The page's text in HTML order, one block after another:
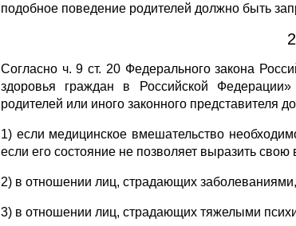
подо­бное поведение родителей должно быть
Согласно ч. 9 ст. 20 Федерального закона
здоровья граждан в Российской
родителей или иного законного представителя
1) если медицинское вмешательство
если его состояние не позволяет выразить
2) в отношении лиц, страдающих
3) в отношении лиц, страдающих тяжелыми